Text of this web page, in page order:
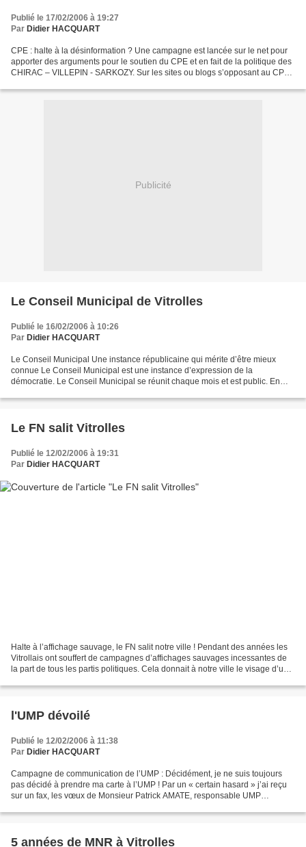
Publié le 17/02/2006 à 19:27
Par Didier HACQUART
CPE : halte à la désinformation ? Une campagne est lancée sur le net pour
apporter des arguments pour le soutien du CPE et en fait de la politique des
CHIRAC – VILLEPIN - SARKOZY. Sur les sites ou blogs s’opposant au CPE,
Publicité
Le Conseil Municipal de Vitrolles
Publié le 16/02/2006 à 10:26
Par Didier HACQUART
Le Conseil Municipal Une instance républicaine qui mérite d’être mieux
connue Le Conseil Municipal est une instance d’expression de la
démocratie. Le Conseil Municipal se réunit chaque mois et est public. En
Le FN salit Vitrolles
Publié le 12/02/2006 à 19:31
Par Didier HACQUART
Halte à l’affichage sauvage, le FN salit notre ville ! Pendant des années les
Vitrollais ont souffert de campagnes d’affichages sauvages incessantes de
la part de tous les partis politiques. Cela donnait à notre ville le visage d’une
l'UMP dévoilé
Publié le 12/02/2006 à 11:38
Par Didier HACQUART
Campagne de communication de l’UMP : Décidément, je ne suis toujours
pas décidé à prendre ma carte à l’UMP ! Par un « certain hasard » j’ai reçu
sur un fax, les vœux de Monsieur Patrick AMATE, responsable UMP
5 années de MNR à Vitrolles